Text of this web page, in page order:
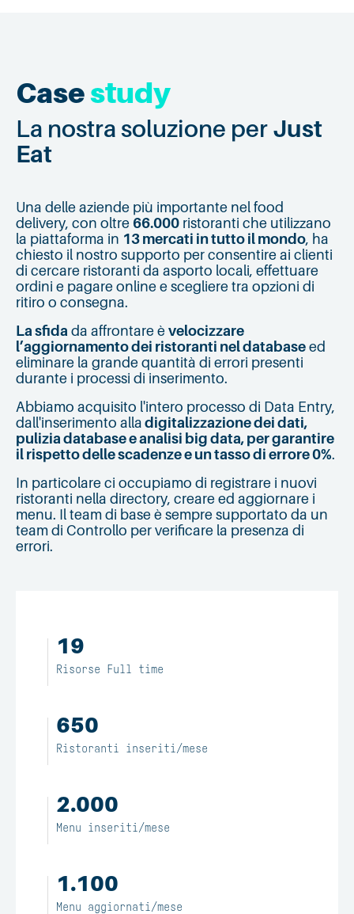
Casestudy
La nostra soluzione per Just
Eat
Una delle aziende più importante nel food
delivery, con oltre 66.000 ristoranti che utilizzano
la piattaforma in 13 mercati in tutto il mondo, ha
chiesto il nostro supporto per consentire ai clienti
di cercare ristoranti da asporto locali, effettuare
ordini e pagare online e scegliere tra opzioni di
ritiro o consegna.
La sfida da affrontare è velocizzare
l’aggiornamento dei ristoranti nel database ed
eliminare la grande quantità di errori presenti
durante i processi di inserimento.
Abbiamo acquisito l'intero processo di Data Entry,
dall'inserimento alla digitalizzazione dei dati,
pulizia database e analisi big data, per garantire
il rispetto delle scadenze e un tasso di errore 0%.
In particolare ci occupiamo di registrare i nuovi
ristoranti nella directory, creare ed aggiornare i
menu. Il team di base è sempre supportato da un
team di Controllo per verificare la presenza di
errori.
19
Risorse Full time
650
Ristoranti inseriti/mese
2.000
Menu inseriti/mese
1.100
Menu aggiornati/mese